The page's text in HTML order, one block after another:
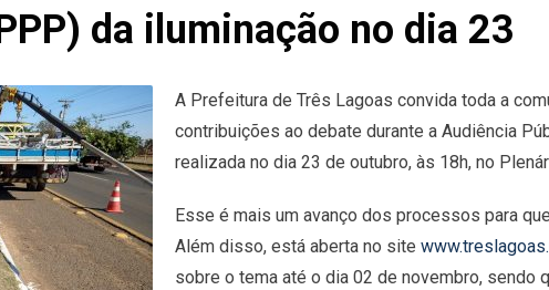
da iluminação no dia 23
A Prefeitura de Três Lagoas convida toda a
contribuições ao debate durante a Audiência
realizada no dia 23 de outubro, às 18h, no
Esse é mais um avanço dos processos para
Além disso, está aberta no site
sobre o tema até o dia 02 de novembro, sendo